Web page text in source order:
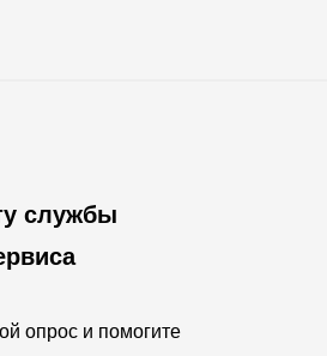
службы
опрос и помогите